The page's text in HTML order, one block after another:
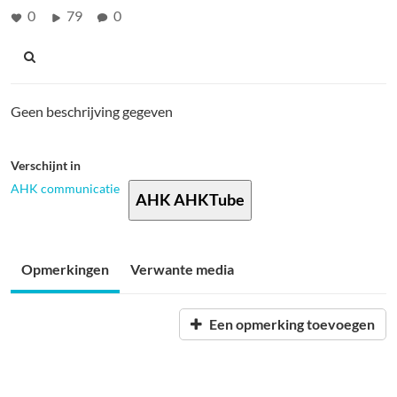
0 79 0
Geen beschrijving gegeven
Verschijnt in
AHK communicatie
AHK AHKTube
Opmerkingen Verwante media
Een opmerking toevoegen